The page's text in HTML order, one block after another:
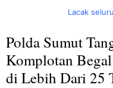
Lacak
Polda Sumut
Komplotan
di Lebih Dari 25